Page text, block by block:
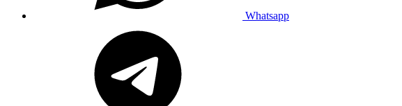
Whatsapp